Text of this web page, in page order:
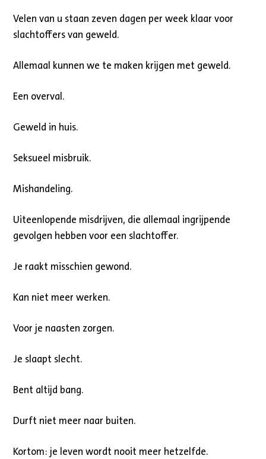
Velen van u staan zeven dagen per week klaar voor
slachtoffers van geweld.
Allemaal kunnen we te maken krijgen met geweld.
Een overval.
Geweld in huis.
Seksueel misbruik.
Mishandeling.
Uiteenlopende misdrijven, die allemaal ingrijpende
gevolgen hebben voor een slachtoffer.
Je raakt misschien gewond.
Kan niet meer werken.
Voor je naasten zorgen.
Je slaapt slecht.
Bent altijd bang.
Durft niet meer naar buiten.
Kortom: je leven wordt nooit meer hetzelfde.